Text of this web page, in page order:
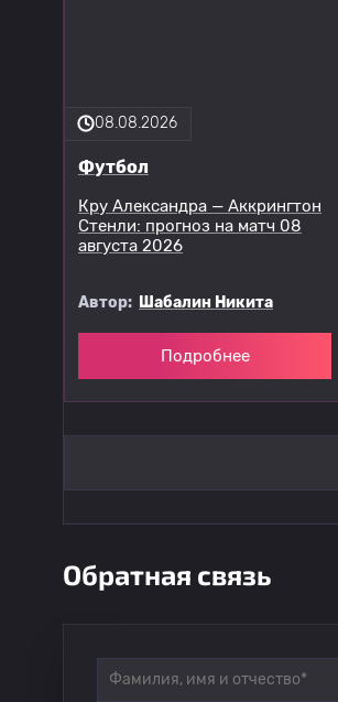
08.08.2026
Футбол
Кру Александра — Аккрингтон
Стенли: прогноз на матч 08
августа 2026
Автор: Шабалин Никита
Подробнее
Обратная связь